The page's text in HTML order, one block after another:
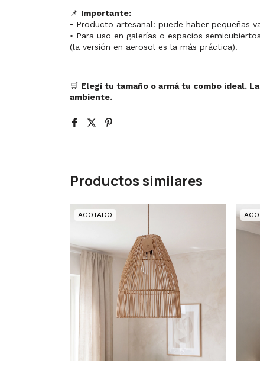
📌 Importante:
• Producto artesanal: puede haber pequeñas
• Para uso en galerías o espacios
(la versión en aerosol es la más práctica).
🛒 Elegí tu tamaño o armá tu combo ideal.
ambiente.
Productos similares